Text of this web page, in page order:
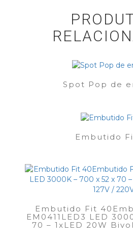
Spot Pop de
Embutido
Embutido Fit
EM0411LED3 LED
70 – 1xLED 20W